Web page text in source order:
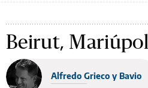
Beirut,
Alfredo Grieco y Bavio